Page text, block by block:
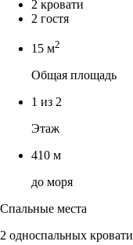
2 кровати
2 гостя
15 м2
Общая площадь
1 из 2
Этаж
410 м
до моря
Спальные места
2 односпальных кровати